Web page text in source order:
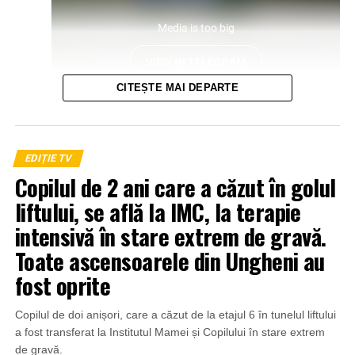
CITEȘTE MAI DEPARTE
EDIȚIE TV
Copilul de 2 ani care a căzut în golul
liftului, se află la IMC, la terapie
intensivă în stare extrem de gravă.
Toate ascensoarele din Ungheni au
fost oprite
Copilul de doi anișori, care a căzut de la etajul 6 în tunelul liftului
a fost transferat la Institutul Mamei și Copilului în stare extrem
de gravă.